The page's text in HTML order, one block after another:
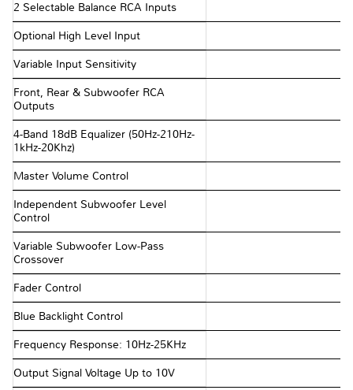
2 Selectable Balance RCA Inputs
Optional High Level Input
Variable Input Sensitivity
Front, Rear & Subwoofer RCA
Outputs
4-Band 18dB Equalizer (50Hz-210Hz-
1kHz-20Khz)
Master Volume Control
Independent Subwoofer Level
Control
Variable Subwoofer Low-Pass
Crossover
Fader Control
Blue Backlight Control
Frequency Response: 10Hz-25KHz
Output Signal Voltage Up to 10V